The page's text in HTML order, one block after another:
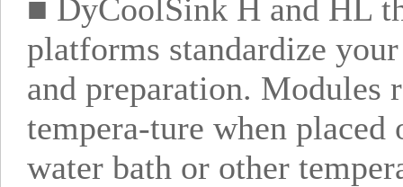
■ DyCoolSink H and HL
platforms standardize
and preparation. Modules
tempera-ture when
water bath or other